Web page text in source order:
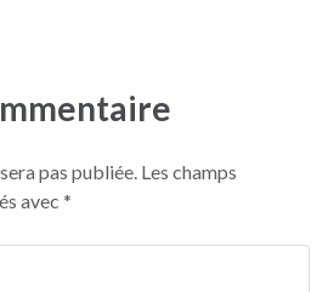
pas publiée. Les champs
avec *